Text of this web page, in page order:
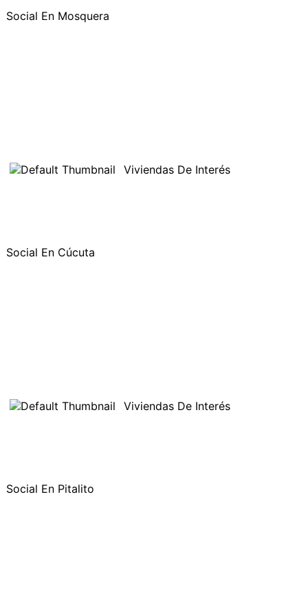
Social En Mosquera
Viviendas De Interés
Social En Cúcuta
Viviendas De Interés
Social En Pitalito